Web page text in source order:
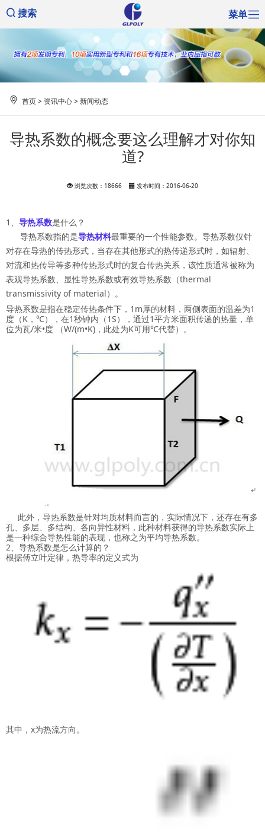
搜索 菜单
首页> 资讯中心>新闻动态
导热系数的概念要这么理解才对你知
道?
浏览次数：18666 发布时间：2016-06-20
1、 导热系数是什么？
导热系数指的是导热材料最重要的一个性能参数。导热系数仅针
对存在导热的传热形式，当存在其他形式的热传递形式时，如辐射、
对流和热传导等多种传热形式时的复合传热关系，该性质通常被称为
表观导热系数、显性导热系数或有效导热系数（thermal
transmissivity of material）。
导热系数是指在稳定传热条件下，1m厚的材料，两侧表面的温差为1
度（K，℃），在1秒钟内（1S），通过1平方米面积传递的热量，单
位为瓦/米•度 （W/(m•K)，此处为K可用℃代替）。
此外，导热系数是针对均质材料而言的，实际情况下，还存在有多
孔、多层、多结构、各向异性材料，此种材料获得的导热系数实际上
是一种综合导热性能的表现，也称之为平均导热系数。
2、导热系数是怎么计算的？
根据傅立叶定律，热导率的定义式为
其中，x为热流方向。